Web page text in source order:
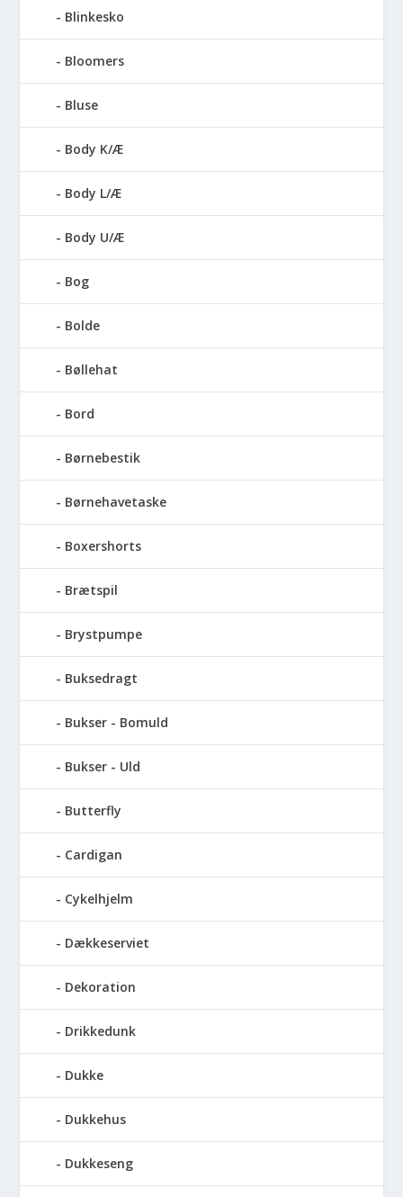
Blinkesko
Bloomers
Bluse
Body K/Æ
Body L/Æ
Body U/Æ
Bog
Bolde
Bøllehat
Bord
Børnebestik
Børnehavetaske
Boxershorts
Brætspil
Brystpumpe
Buksedragt
Bukser - Bomuld
Bukser - Uld
Butterfly
Cardigan
Cykelhjelm
Dækkeserviet
Dekoration
Drikkedunk
Dukke
Dukkehus
Dukkeseng